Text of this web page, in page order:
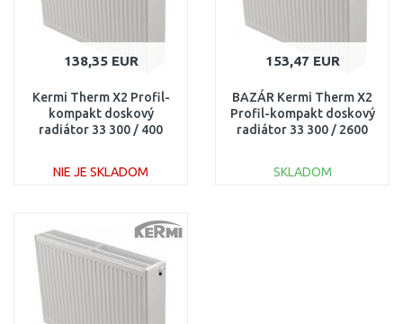
138,35 EUR
Kermi Therm X2 Profil-
kompakt doskový
radiátor 33 300 / 400
NIE JE SKLADOM
Porovnať
153,47 EUR
BAZÁR Kermi Therm X2
Profil-kompakt doskový
radiátor 33 300 / 2600
SKLADOM